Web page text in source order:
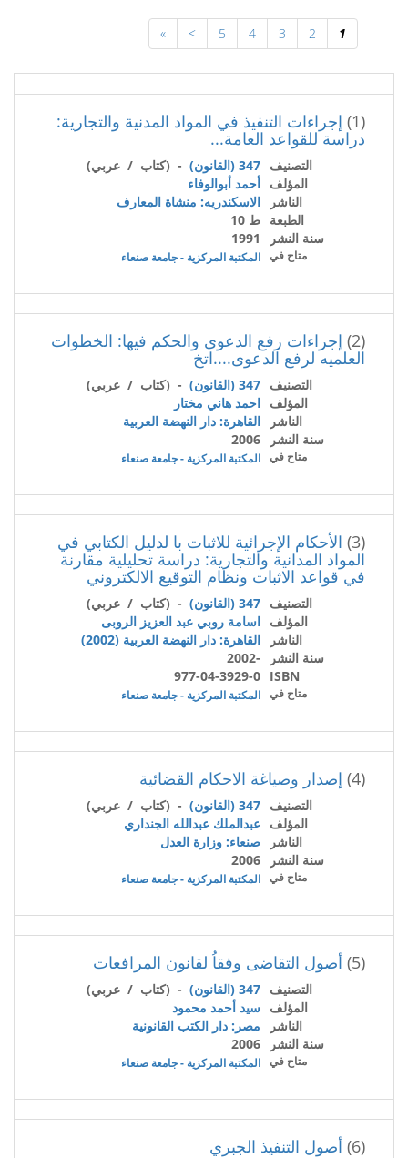
» > 5 4 3 2 1
(1) إجراءات التنفيذ في المواد المدنية والتجارية:
دراسة للقواعد العامة...
التصنيف 347 (القانون)
- (كتاب / عربي)
المؤلف أحمد أبوالوفاء
الناشر
الاسكندريه: منشاة المعارف
الطبعة ط 10
سنة النشر
1991
متاح في المكتبة المركزية - جامعة صنعاء
(2) إجراءات رفع الدعوى والحكم فيها: الخطوات
العلميه لرفع الدعوى....اتخ
التصنيف 347 (القانون)
- (كتاب / عربي)
المؤلف احمد هاني مختار
الناشر
القاهرة: دار النهضة العربية
سنة النشر
2006
متاح في المكتبة المركزية - جامعة صنعاء
(3) الأحكام الإجرائية للاثبات با لدليل الكتابي في
المواد المدانية والتجارية: دراسة تحليلية مقارنة
في قواعد الاثبات ونظام التوقيع الالكتروني
التصنيف 347 (القانون)
- (كتاب / عربي)
المؤلف اسامة روبي عبد العزيز الروبى
الناشر
القاهرة: دار النهضة العربية (2002)
سنة النشر
-2002
ISBN
977-04-3929-0
متاح في المكتبة المركزية - جامعة صنعاء
(4) إصدار وصياغة الاحكام القضائية
التصنيف 347 (القانون)
- (كتاب / عربي)
المؤلف عبدالملك عبدالله الجنداري
الناشر
صنعاء: وزارة العدل
سنة النشر
2006
متاح في المكتبة المركزية - جامعة صنعاء
(5) أصول التقاضى وفقاُ لقانون المرافعات
التصنيف 347 (القانون)
- (كتاب / عربي)
المؤلف سيد أحمد محمود
الناشر
مصر: دار الكتب القانونية
سنة النشر
2006
متاح في المكتبة المركزية - جامعة صنعاء
(6) أصول التنفيذ الجبري